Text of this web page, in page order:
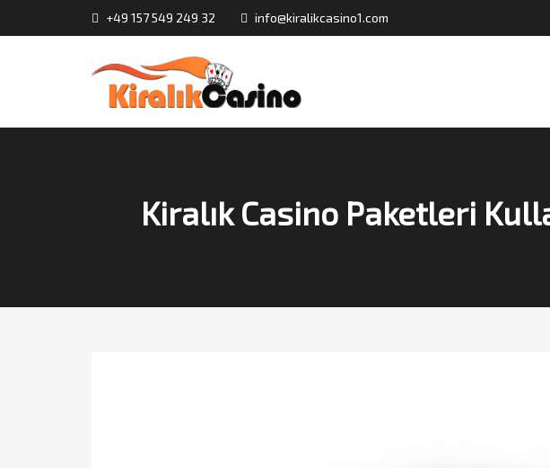
+49 157 549 249 32 info@kiralikcasino1.com
Kiralık Casino Paketleri